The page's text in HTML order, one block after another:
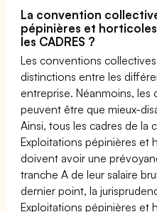
La convention
pépinières et
les CADRES ?
Les conventions
distinctions entre les
entreprise. Néanmoins,
peuvent être que mieux-
Ainsi, tous les cadres de la
Exploitations pépinières et
doivent avoir une
tranche A de leur salaire
dernier point, la
Exploitations pépinières et